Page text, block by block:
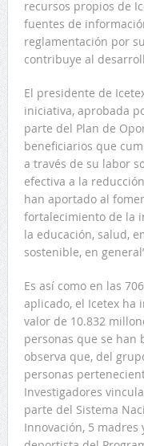
recursos propios de
fuentes de
reglamentación por
contribuye al
El presidente de
iniciativa, aprobada
parte del Plan de
beneficiarios que
a través de su labor
efectiva a la
han aportado al
fortalecimiento de la
la educación, salud,
sostenible, en
Es así como en las
aplicado, el Icetex ha
valor de 10.832
personas que se han
observa que, del
personas
Investigadores
parte del Sistema
Innovación, 5 madres